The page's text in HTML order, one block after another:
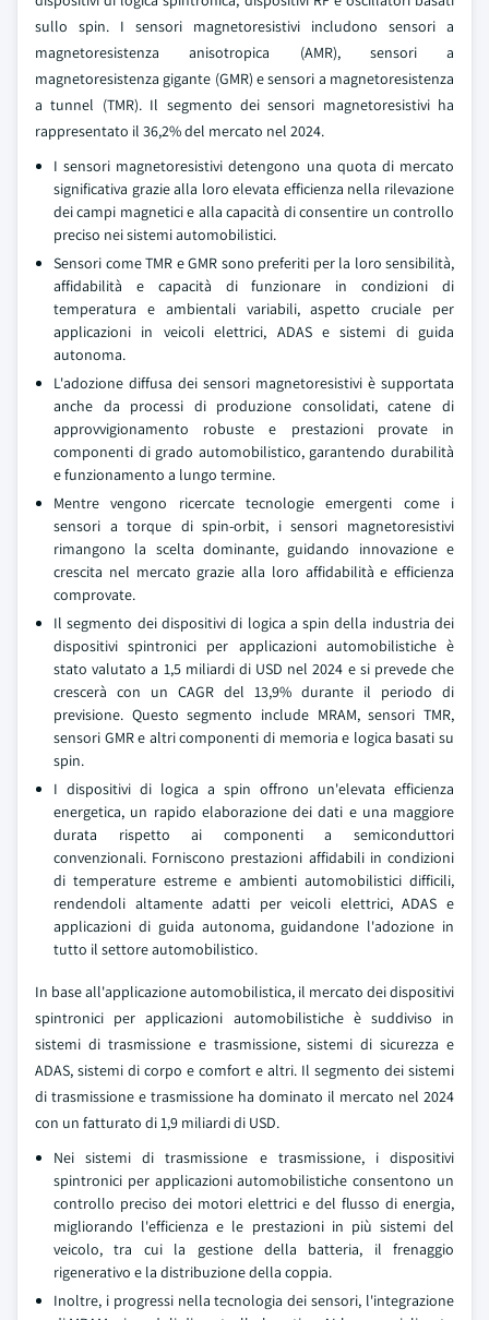
sullo spin. I sensori magnetoresistivi includono sensori a
magnetoresistenza anisotropica (AMR), sensori a
magnetoresistenza gigante (GMR) e sensori a magnetoresistenza
a tunnel (TMR). Il segmento dei sensori magnetoresistivi ha
rappresentato il 36,2% del mercato nel 2024.
I sensori magnetoresistivi detengono una quota di mercato
significativa grazie alla loro elevata efficienza nella rilevazione
dei campi magnetici e alla capacità di consentire un controllo
preciso nei sistemi automobilistici.
Sensori come TMR e GMR sono preferiti per la loro sensibilità,
affidabilità e capacità di funzionare in condizioni di
temperatura e ambientali variabili, aspetto cruciale per
applicazioni in veicoli elettrici, ADAS e sistemi di guida
autonoma.
L'adozione diffusa dei sensori magnetoresistivi è supportata
anche da processi di produzione consolidati, catene di
approvvigionamento robuste e prestazioni provate in
componenti di grado automobilistico, garantendo durabilità
e funzionamento a lungo termine.
Mentre vengono ricercate tecnologie emergenti come i
sensori a torque di spin-orbit, i sensori magnetoresistivi
rimangono la scelta dominante, guidando innovazione e
crescita nel mercato grazie alla loro affidabilità e efficienza
comprovate.
Il segmento dei dispositivi di logica a spin della industria dei
dispositivi spintronici per applicazioni automobilistiche è
stato valutato a 1,5 miliardi di USD nel 2024 e si prevede che
crescerà con un CAGR del 13,9% durante il periodo di
previsione. Questo segmento include MRAM, sensori TMR,
sensori GMR e altri componenti di memoria e logica basati su
spin.
I dispositivi di logica a spin offrono un'elevata efficienza
energetica, un rapido elaborazione dei dati e una maggiore
durata rispetto ai componenti a semiconduttori
convenzionali. Forniscono prestazioni affidabili in condizioni
di temperature estreme e ambienti automobilistici difficili,
rendendoli altamente adatti per veicoli elettrici, ADAS e
applicazioni di guida autonoma, guidandone l'adozione in
tutto il settore automobilistico.
In base all'applicazione automobilistica, il mercato dei dispositivi
spintronici per applicazioni automobilistiche è suddiviso in
sistemi di trasmissione e trasmissione, sistemi di sicurezza e
ADAS, sistemi di corpo e comfort e altri. Il segmento dei sistemi
di trasmissione e trasmissione ha dominato il mercato nel 2024
con un fatturato di 1,9 miliardi di USD.
Nei sistemi di trasmissione e trasmissione, i dispositivi
spintronici per applicazioni automobilistiche consentono un
controllo preciso dei motori elettrici e del flusso di energia,
migliorando l'efficienza e le prestazioni in più sistemi del
veicolo, tra cui la gestione della batteria, il frenaggio
rigenerativo e la distribuzione della coppia.
Inoltre, i progressi nella tecnologia dei sensori, l'integrazione